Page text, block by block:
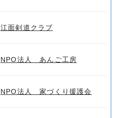
江面剣道クラブ
NPO法人 あんご工房
NPO法人 家づくり援護会